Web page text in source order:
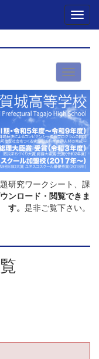
研究ワークシート、課
ンロード・閲覧できま
す。 是非ご覧下さい。